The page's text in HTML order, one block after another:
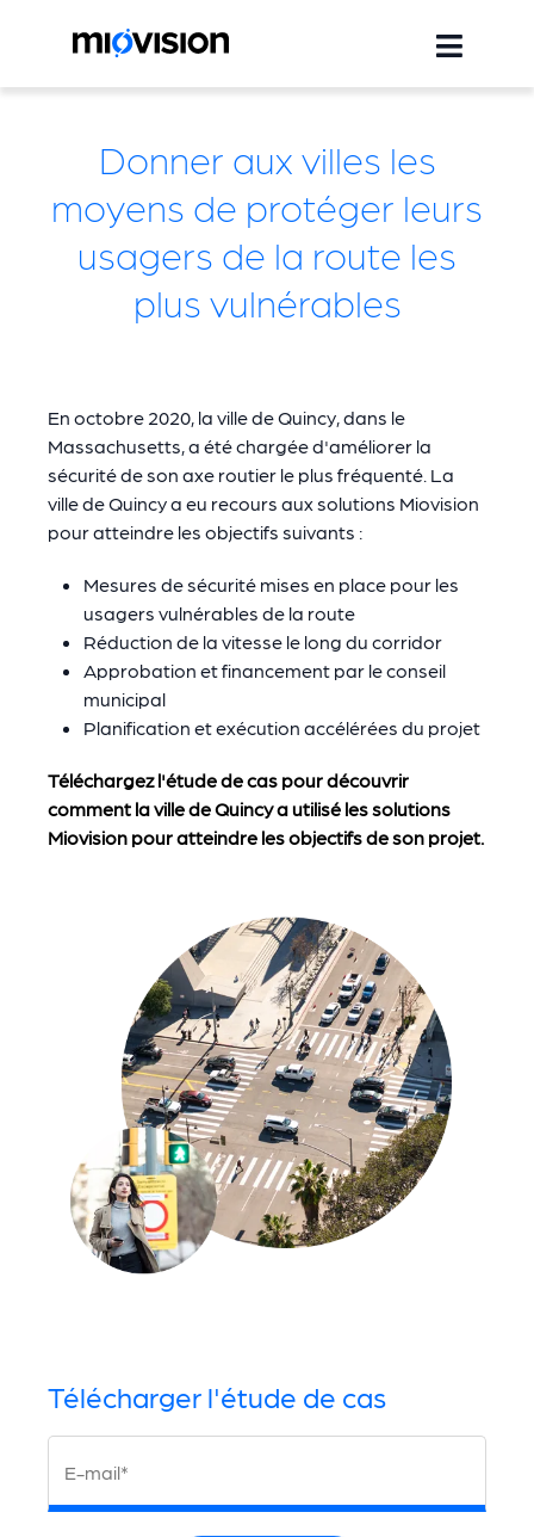
Donner aux villes les
moyens de protéger leurs
usagers de la route les
plus vulnérables
En octobre 2020, la ville de Quincy, dans le
Massachusetts, a été chargée d'améliorer la
sécurité de son axe routier le plus fréquenté. La
ville de Quincy a eu recours aux solutions Miovision
pour atteindre les objectifs suivants :
Mesures de sécurité mises en place pour les
usagers vulnérables de la route
Réduction de la vitesse le long du corridor
Approbation et financement par le conseil
municipal
Planification et exécution accélérées du projet
Téléchargez l'étude de cas pour découvrir
comment la ville de Quincy a utilisé les solutions
Miovision pour atteindre les objectifs de son projet.
Télécharger l'étude de cas
E-mail*